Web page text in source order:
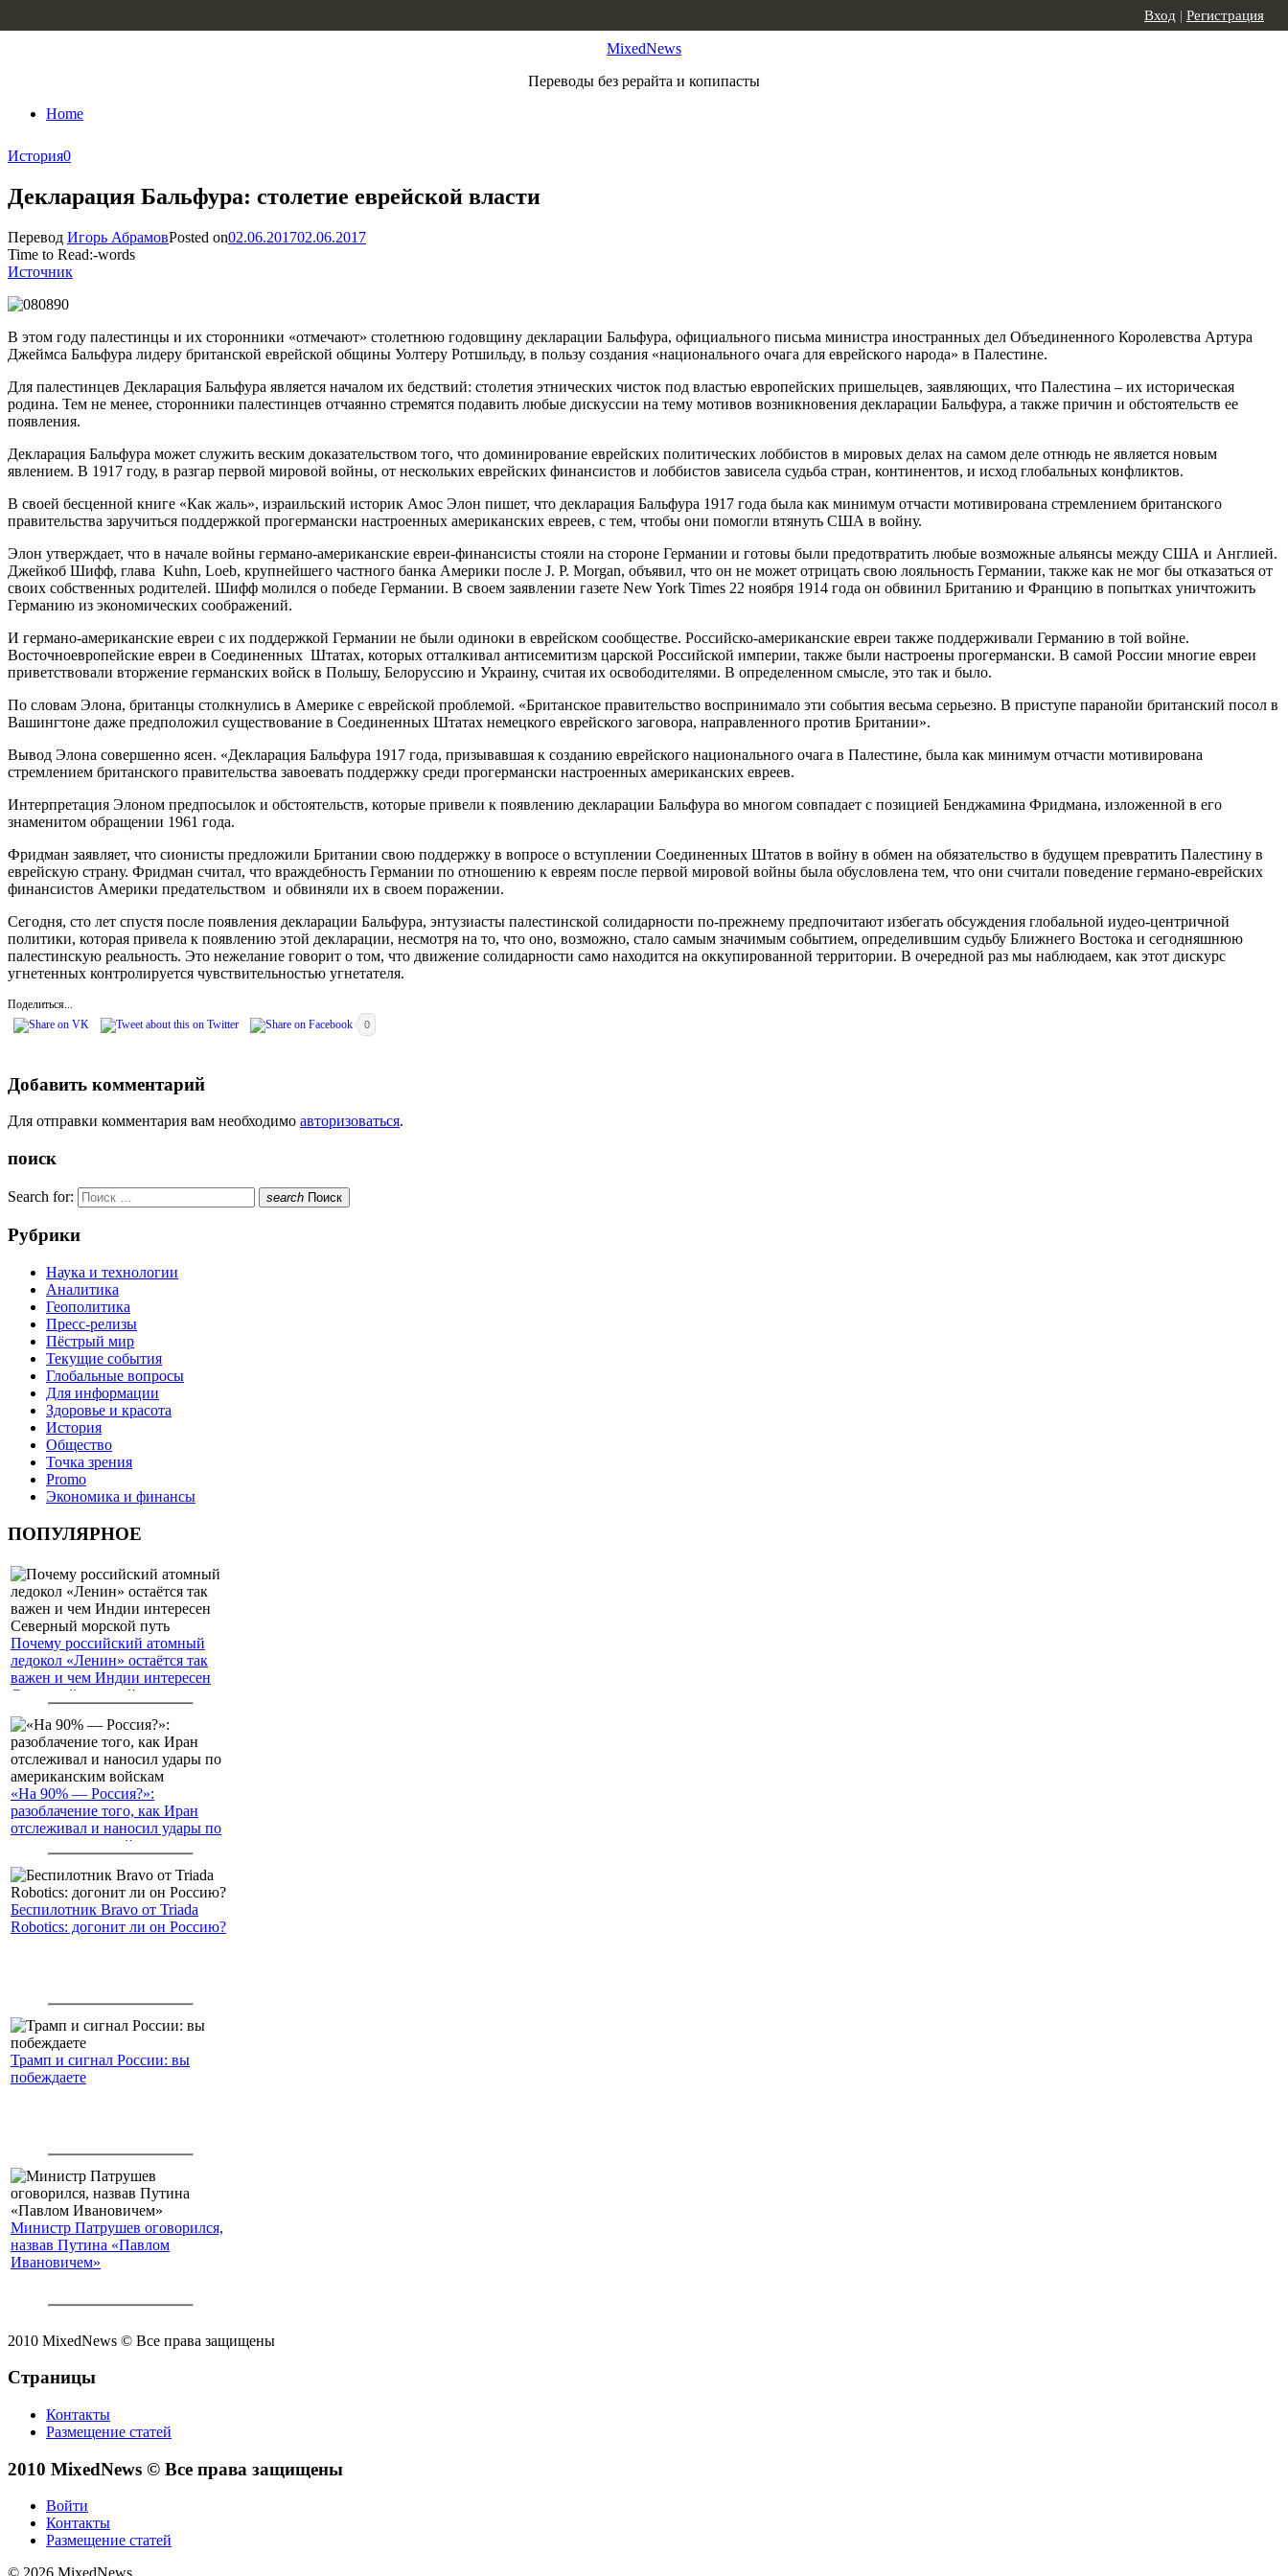
MixedNews
Переводы без рерайта и копипасты
Home
Вход | Регистрация
История0
Декларация Бальфура: столетие еврейской власти
Перевод Игорь АбрамовPosted on02.06.201702.06.2017
Time to Read:-words
Источник
В этом году палестинцы и их сторонники «отмечают» столетнюю годовщину декларации Бальфура, официального письма министра иностранных дел Объединенного Королевства Артура
Джеймса Бальфура лидеру британской еврейской общины Уолтеру Ротшильду, в пользу создания «национального очага для еврейского народа» в Палестине.
Для палестинцев Декларация Бальфура является началом их бедствий: столетия этнических чисток под властью европейских пришельцев, заявляющих, что Палестина – их историческая
родина. Тем не менее, сторонники палестинцев отчаянно стремятся подавить любые дискуссии на тему мотивов возникновения декларации Бальфура, а также причин и обстоятельств ее
появления.
Декларация Бальфура может служить веским доказательством того, что доминирование еврейских политических лоббистов в мировых делах на самом деле отнюдь не является новым
явлением. В 1917 году, в разгар первой мировой войны, от нескольких еврейских финансистов и лоббистов зависела судьба стран, континентов, и исход глобальных конфликтов.
В своей бесценной книге «Как жаль», израильский историк Амос Элон пишет, что декларация Бальфура 1917 года была как минимум отчасти мотивирована стремлением британского
правительства заручиться поддержкой прогермански настроенных американских евреев, с тем, чтобы они помогли втянуть США в войну.
Элон утверждает, что в начале войны германо-американские евреи-финансисты стояли на стороне Германии и готовы были предотвратить любые возможные альянсы между США и Англией.
Джейкоб Шифф, глава Kuhn, Loeb, крупнейшего частного банка Америки после J. P. Morgan, объявил, что он не может отрицать свою лояльность Германии, также как не мог бы отказаться от
своих собственных родителей. Шифф молился о победе Германии. В своем заявлении газете New York Times 22 ноября 1914 года он обвинил Британию и Францию в попытках уничтожить
Германию из экономических соображений.
И германо-американские евреи с их поддержкой Германии не были одиноки в еврейском сообществе. Российско-американские евреи также поддерживали Германию в той войне.
Восточноевропейские евреи в Соединенных Штатах, которых отталкивал антисемитизм царской Российской империи, также были настроены прогермански. В самой России многие евреи
приветствовали вторжение германских войск в Польшу, Белоруссию и Украину, считая их освободителями. В определенном смысле, это так и было.
По словам Элона, британцы столкнулись в Америке с еврейской проблемой. «Британское правительство воспринимало эти события весьма серьезно. В приступе паранойи британский посол в
Вашингтоне даже предположил существование в Соединенных Штатах немецкого еврейского заговора, направленного против Британии».
Вывод Элона совершенно ясен. «Декларация Бальфура 1917 года, призывавшая к созданию еврейского национального очага в Палестине, была как минимум отчасти мотивирована
стремлением британского правительства завоевать поддержку среди прогермански настроенных американских евреев.
Интерпретация Элоном предпосылок и обстоятельств, которые привели к появлению декларации Бальфура во многом совпадает с позицией Бенджамина Фридмана, изложенной в его
знаменитом обращении 1961 года.
Фридман заявляет, что сионисты предложили Британии свою поддержку в вопросе о вступлении Соединенных Штатов в войну в обмен на обязательство в будущем превратить Палестину в
еврейскую страну. Фридман считал, что враждебность Германии по отношению к евреям после первой мировой войны была обусловлена тем, что они считали поведение германо-еврейских
финансистов Америки предательством и обвиняли их в своем поражении.
Сегодня, сто лет спустя после появления декларации Бальфура, энтузиасты палестинской солидарности по-прежнему предпочитают избегать обсуждения глобальной иудео-центричной
политики, которая привела к появлению этой декларации, несмотря на то, что оно, возможно, стало самым значимым событием, определившим судьбу Ближнего Востока и сегодняшнюю
палестинскую реальность. Это нежелание говорит о том, что движение солидарности само находится на оккупированной территории. В очередной раз мы наблюдаем, как этот дискурс
угнетенных контролируется чувствительностью угнетателя.
Поделиться...
0
Добавить комментарий
Для отправки комментария вам необходимо авторизоваться.
поиск
Search for: search Поиск
Рубрики
Наука и технологии
Аналитика
Геополитика
Пресс-релизы
Пёстрый мир
Текущие события
Глобальные вопросы
Для информации
Здоровье и красота
История
Общество
Точка зрения
Promo
Экономика и финансы
ПОПУЛЯРНОЕ
Почему российский атомный
ледокол «Ленин» остаётся так
важен и чем Индии интересен
Северный морской путь
«На 90% — Россия?»:
разоблачение того, как Иран
отслеживал и наносил удары по
американским войскам
Беспилотник Bravo от Triada
Robotics: догонит ли он Россию?
Трамп и сигнал России: вы
побеждаете
Министр Патрушев оговорился,
назвав Путина «Павлом
Ивановичем»
2010 MixedNews © Все права защищены
Страницы
Контакты
Размещение статей
2010 MixedNews © Все права защищены
Войти
Контакты
Размещение статей